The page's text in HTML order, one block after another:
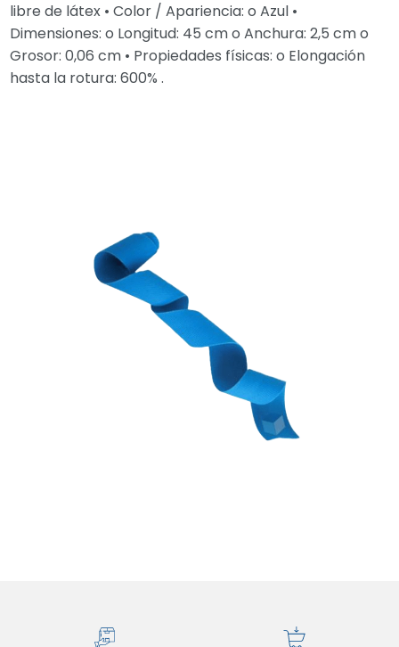
libre de látex • Color / Apariencia: o Azul •
Dimensiones: o Longitud: 45 cm o Anchura: 2,5 cm o
Grosor: 0,06 cm • Propiedades físicas: o Elongación
hasta la rotura: 600% .